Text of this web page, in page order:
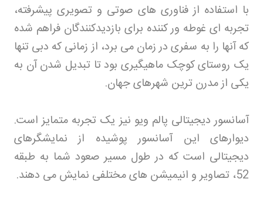
با استفاده از فناوری های صوتی و تصویری پیشرفته،
تجربه ای غوطه ور کننده برای بازدیدکنندگان فراهم شده
که آنها را به سفری در زمان می برد، از زمانی که دبی تنها
یک روستای کوچک ماهیگیری بود تا تبدیل شدن آن به
یکی از مدرن ترین شهرهای جهان.
آسانسور دیجیتالی پالم ویو نیز یک تجربه متمایز است.
دیوارهای این آسانسور پوشیده از نمایشگرهای
دیجیتالی است که در طول مسیر صعود شما به طبقه
52، تصاویر و انیمیشن های مختلفی نمایش می دهند
.